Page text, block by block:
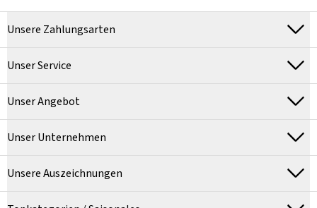
Unsere Zahlungsarten
Unser Service
Unser Angebot
Unser Unternehmen
Unsere Auszeichnungen